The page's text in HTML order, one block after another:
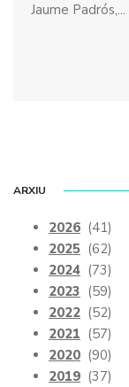
Jaume Padrós,...
ARXIU
2026 (41)
2025 (62)
2024 (73)
2023 (59)
2022 (52)
2021 (57)
2020 (90)
2019 (37)